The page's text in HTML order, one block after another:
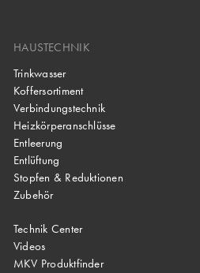
HAUSTECHNIK
Trinkwasser
Koffersortiment
Verbindungstechnik
Heizkörperanschlüsse
Entleerung
Entlüftung
Stopfen & Reduktionen
Zubehör
Technik Center
Videos
MKV Produktfinder